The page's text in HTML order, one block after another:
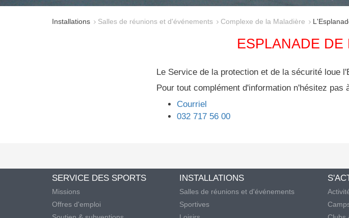
Installations Salles de réunions et d'événements Complexe de la Maladière
ESPLANADE DE
Le Service de la protection et de la sécurité loue
Pour tout complément d'information n'hésitez pas
Courriel
032 717 56 00
SERVICE DES SPORTS
Missions
Offres d'emploi
INSTALLATIONS
Salles de réunions et d'événements
Sportives